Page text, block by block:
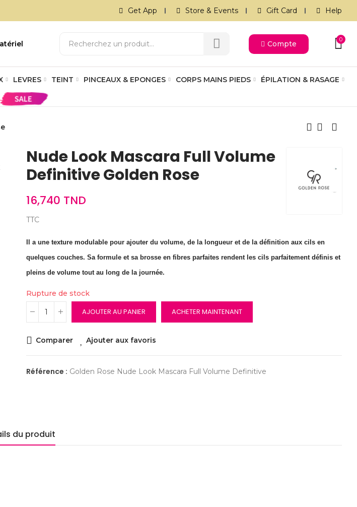
Get App Store & Events Gift Card Help
Compte
0
LEVRES TEINT PINCEAUX & EPONGES CORPS MAINS PIEDS ÉPILATION & RASAGE
Nude Look Mascara Full Volume
Definitive Golden Rose
16,740 TND
TTC
Il a une texture modulable pour ajouter du volume, de la longueur et de la définition aux cils en
quelques couches. Sa formule et sa brosse en fibres parfaites rendent les cils parfaitement définis et
pleins de volume tout au long de la journée.
Rupture de stock
AJOUTER AU PANIER ACHETER MAINTENANT
Comparer Ajouter aux favoris
Référence : Golden Rose Nude Look Mascara Full Volume Definitive
du produit